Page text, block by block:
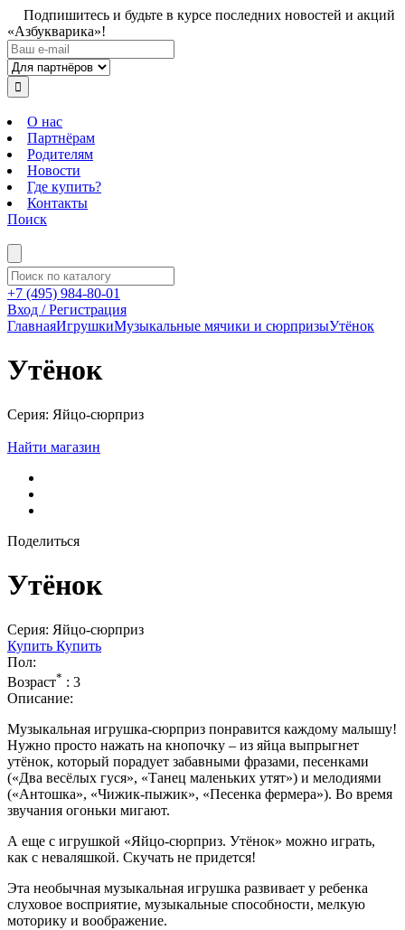
Подпишитесь и будьте в курсе последних новостей и акций
«Азбукварика»!
О нас
Партнёрам
Родителям
Новости
Где купить?
Контакты
Поиск
+7 (495) 984-80-01
Вход / Регистрация
ГлавнаяИгрушкиМузыкальные мячики и сюрпризыУтёнок
Утёнок
Серия: Яйцо-сюрприз
Найти магазин
Поделиться
Утёнок
Серия: Яйцо-сюрприз
Купить Купить
Пол:
Возраст* : 3
Описание:
Музыкальная игрушка-сюрприз понравится каждому малышу!
Нужно просто нажать на кнопочку – из яйца выпрыгнет
утёнок, который порадует забавными фразами, песенками
(«Два весёлых гуся», «Танец маленьких утят») и мелодиями
(«Антошка», «Чижик-пыжик», «Песенка фермера»). Во время
звучания огоньки мигают.
А еще с игрушкой «Яйцо-сюрприз. Утёнок» можно играть,
как с неваляшкой. Скучать не придется!
Эта необычная музыкальная игрушка развивает у ребенка
слуховое восприятие, музыкальные способности, мелкую
моторику и воображение.